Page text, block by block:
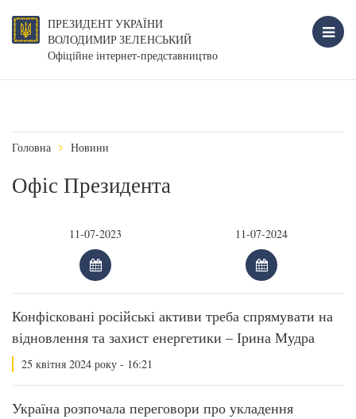
ПРЕЗИДЕНТ УКРАЇНИ
ВОЛОДИМИР ЗЕЛЕНСЬКИЙ
Офіційне інтернет-представництво
Головна Новини
Офіс Президента
Конфісковані російські активи треба спрямувати на
відновлення та захист енергетики – Ірина Мудра
25 квітня 2024 року - 16:21
Україна розпочала переговори про укладення